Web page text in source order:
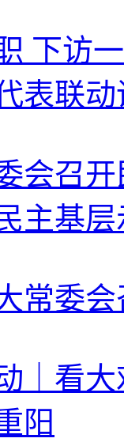
下访
表联
会召
主基
常委
｜看
阳